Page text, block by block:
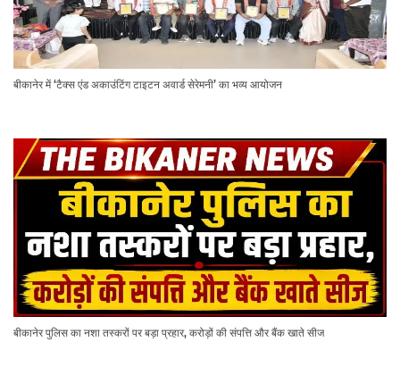
बीकानेर में ‘टैक्स एंड अकाउंटिंग टाइटन अवार्ड सेरेमनी’ का भव्य आयोजन
बीकानेर पुलिस का नशा तस्करों पर बड़ा प्रहार, करोड़ों की संपत्ति और बैंक खाते सीज